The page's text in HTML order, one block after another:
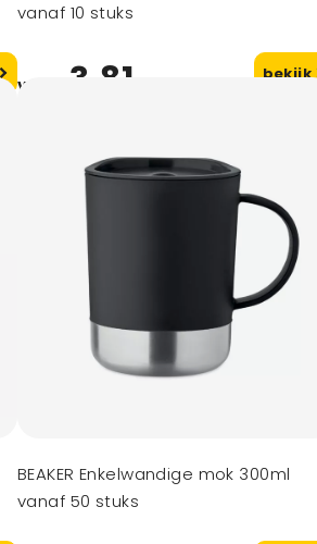
vanaf 10 stuks
vanaf 3,81 bekijk
BEAKER Enkelwandige mok 300ml
vanaf 50 stuks